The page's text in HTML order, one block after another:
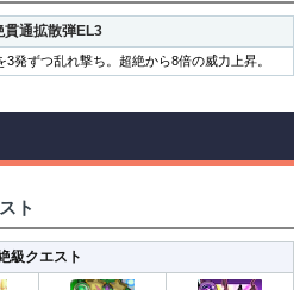
貫通拡散弾EL3
発ずつ乱れ撃ち。超絶から8倍の威力上昇。
ト